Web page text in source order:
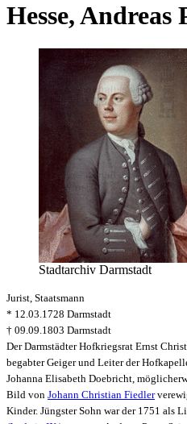
Hesse, Andreas
Stadtarchiv Darmstadt
Jurist, Staatsmann
* 12.03.1728 Darmstadt
† 09.09.1803 Darmstadt
Der Darmstädter Hofkriegsrat Ernst
begabter Geiger und Leiter der
Johanna Elisabeth Doebricht,
Bild von Johann Christian Fiedler
Kinder. Jüngster Sohn war der 1751 als